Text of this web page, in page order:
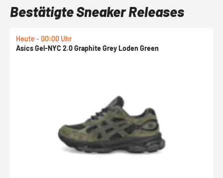
Bestätigte Sneaker Releases
Heute - 00:00 Uhr
Asics Gel-NYC 2.0 Graphite Grey Loden Green